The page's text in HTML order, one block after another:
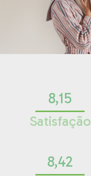
8,15
Satisfação
8,42